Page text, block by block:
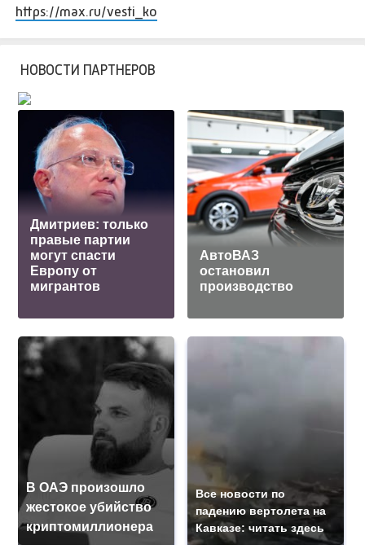
https://max.ru/vesti_ko
НОВОСТИ ПАРТНЕРОВ
Дмитриев: только
правые партии
могут спасти
Европу от
мигрантов
АвтоВАЗ
остановил
производство
В ОАЭ произошло
жестокое убийство
криптомиллионера
Все новости по
падению вертолета на
Кавказе: читать здесь